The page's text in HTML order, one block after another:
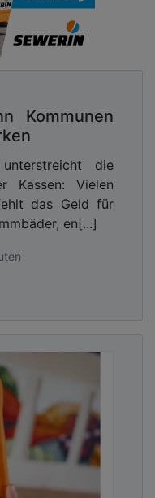
Kommunen
die
Kassen: Vielen
das Geld für
en[...]